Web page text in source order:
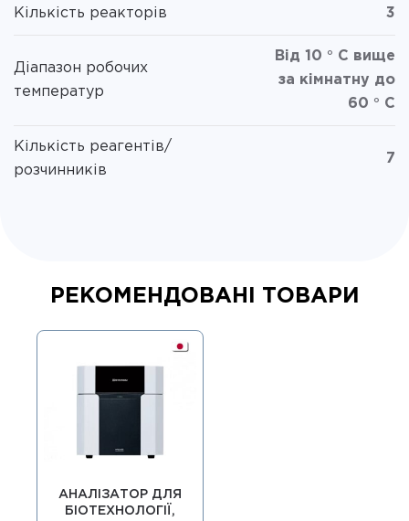
Кількість реакторів 3
Діапазон робочих
температур
Від 10 ° C вище
за кімнатну до
60 ° C
Кількість реагентів/
розчинників
7
РЕКОМЕНДОВАНІ ТОВАРИ
АНАЛІЗАТОР ДЛЯ
БІОТЕХНОЛОГІЇ,